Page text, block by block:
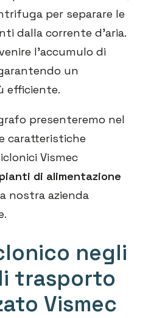
per separare le
dalla corrente d’aria.
l’accumulo di
un
efficiente.
presenteremo nel
caratteristiche
Vismec
di alimentazione
nostra azienda
negli
trasporto
Vismec